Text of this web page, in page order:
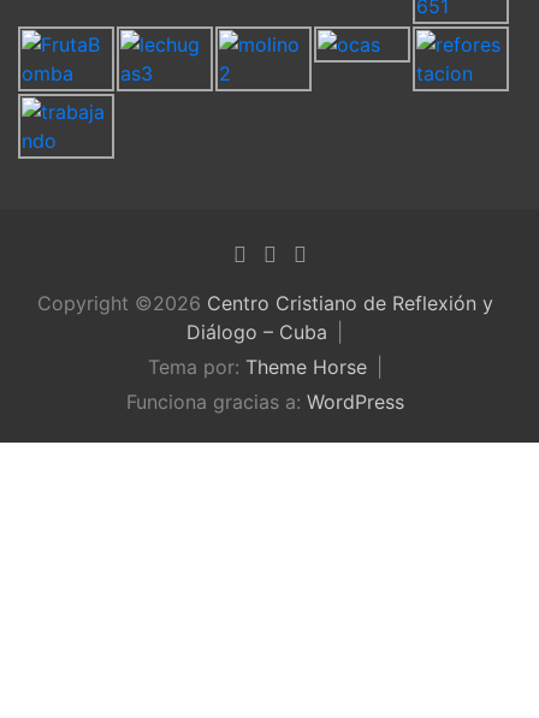
Copyright ©2026 Centro Cristiano de Reflexión y
Diálogo – Cuba
Tema por: Theme Horse
Funciona gracias a: WordPress